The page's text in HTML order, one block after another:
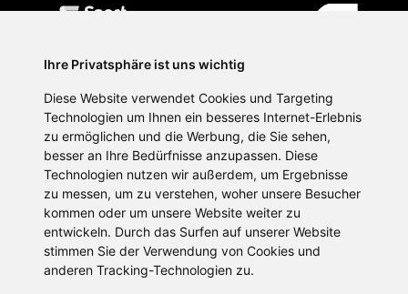
Ihre Privatsphäre ist uns wichtig
Diese Website verwendet Cookies und Targeting
Technologien um Ihnen ein besseres Internet-Erlebnis
zu ermöglichen und die Werbung, die Sie sehen,
besser an Ihre Bedürfnisse anzupassen. Diese
Technologien nutzen wir außerdem, um Ergebnisse
zu messen, um zu verstehen, woher unsere Besucher
kommen oder um unsere Website weiter zu
entwickeln. Durch das Surfen auf unserer Website
stimmen Sie der Verwendung von Cookies und
anderen Tracking-Technologien zu.
SPORTPLATTFORMEN